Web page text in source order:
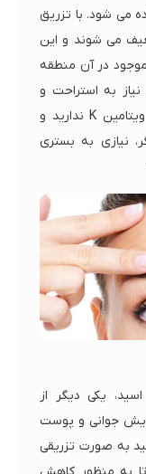
می شود. با تزریق
می شوند و این
در آن منطقه
به استراحت و
خوردن مواد غذایی نرم و غذاهای حاوی ویتامین K ندارید و
نیازی به بستری
یکی دیگر از
جوانی و پوست
به صورت تزریقی